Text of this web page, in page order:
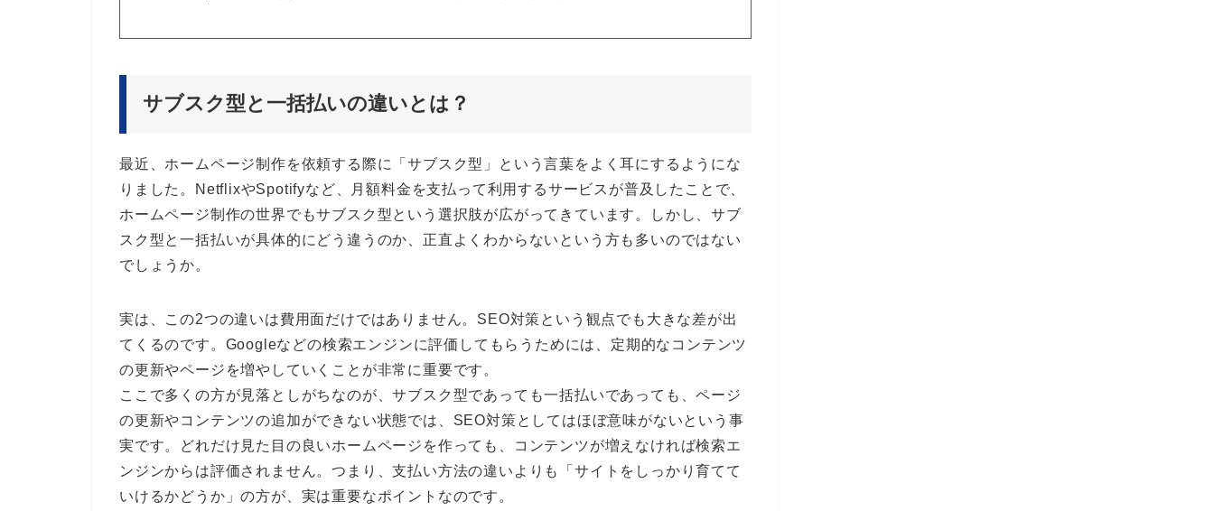
サブスク型と一括払いの違いとは？
最近、ホームページ制作を依頼する際に「サブスク型」という言葉をよく耳にするようにな
りました。NetflixやSpotifyなど、月額料金を支払って利用するサービスが普及したことで、
ホームページ制作の世界でもサブスク型という選択肢が広がってきています。しかし、サブ
スク型と一括払いが具体的にどう違うのか、正直よくわからないという方も多いのではない
でしょうか。
実は、この2つの違いは費用面だけではありません。SEO対策という観点でも大きな差が出
てくるのです。Googleなどの検索エンジンに評価してもらうためには、定期的なコンテンツ
の更新やページを増やしていくことが非常に重要です。
ここで多くの方が見落としがちなのが、サブスク型であっても一括払いであっても、ページ
の更新やコンテンツの追加ができない状態では、SEO対策としてはほぼ意味がないという事
実です。どれだけ見た目の良いホームページを作っても、コンテンツが増えなければ検索エ
ンジンからは評価されません。つまり、支払い方法の違いよりも「サイトをしっかり育てて
いけるかどうか」の方が、実は重要なポイントなのです。